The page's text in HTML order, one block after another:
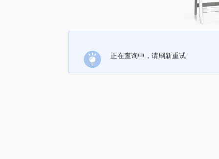
正在查询中，请刷新重试